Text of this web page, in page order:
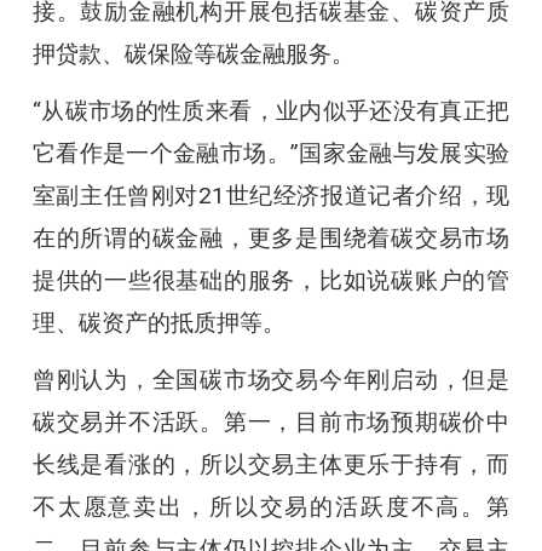
接。鼓励金融机构开展包括碳基金、碳资产质
押贷款、碳保险等碳金融服务。
“从碳市场的性质来看，业内似乎还没有真正把
它看作是一个金融市场。”国家金融与发展实验
室副主任曾刚对21世纪经济报道记者介绍，现
在的所谓的碳金融，更多是围绕着碳交易市场
提供的一些很基础的服务，比如说碳账户的管
理、碳资产的抵质押等。
曾刚认为，全国碳市场交易今年刚启动，但是
碳交易并不活跃。第一，目前市场预期碳价中
长线是看涨的，所以交易主体更乐于持有，而
不太愿意卖出，所以交易的活跃度不高。第